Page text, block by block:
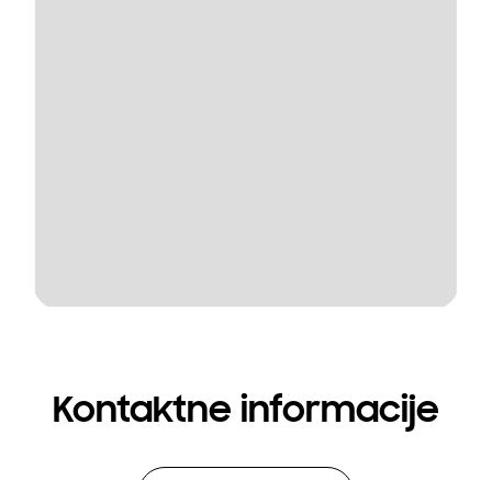
Kontaktne informacije